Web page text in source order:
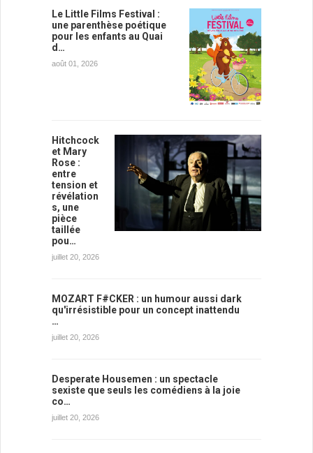
Le Little Films Festival :
une parenthèse poétique
pour les enfants au Quai
d…
août 01, 2026
Hitchcock
et Mary
Rose :
entre
tension et
révélation
s, une
pièce
taillée
pou…
juillet 20, 2026
MOZART F#CKER : un humour aussi dark
qu'irrésistible pour un concept inattendu
…
juillet 20, 2026
Desperate Housemen : un spectacle
sexiste que seuls les comédiens à la joie
co…
juillet 20, 2026